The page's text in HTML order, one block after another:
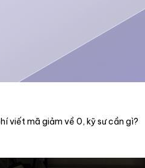
viết mã giảm về 0, kỹ sư cần gì?